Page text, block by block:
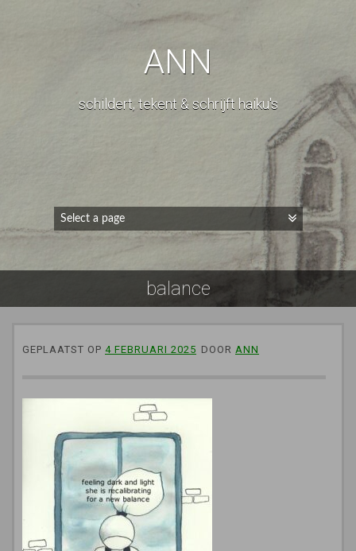
ANN
schildert, tekent & schrijft haiku's
balance
GEPLAATST OP 4 FEBRUARI 2025 DOOR ANN